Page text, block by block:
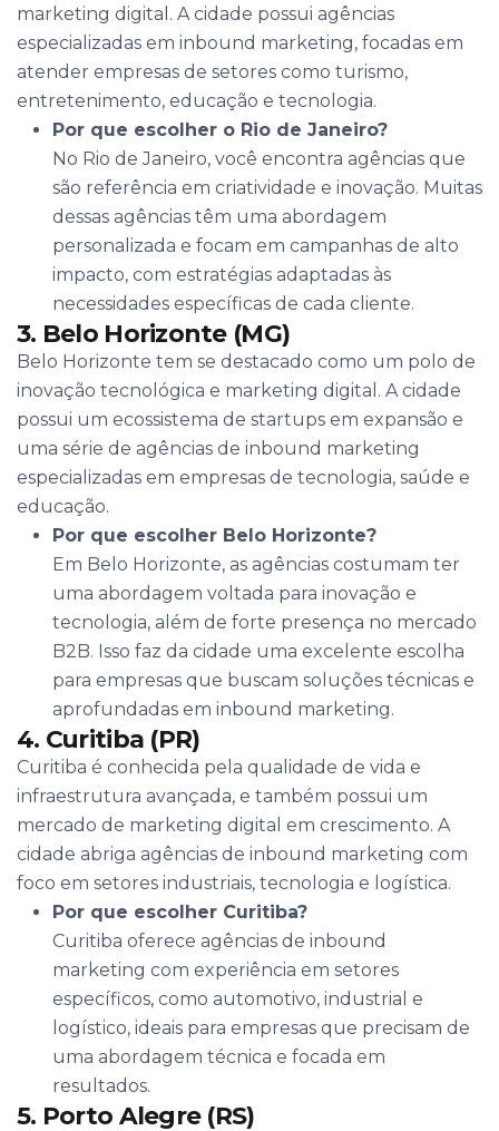
marketing digital. A cidade possui agências
especializadas em inbound marketing, focadas em
atender empresas de setores como turismo,
entretenimento, educação e tecnologia.
Por que escolher o Rio de Janeiro?
No Rio de Janeiro, você encontra agências que
são referência em criatividade e inovação. Muitas
dessas agências têm uma abordagem
personalizada e focam em campanhas de alto
impacto, com estratégias adaptadas às
necessidades específicas de cada cliente.
3. Belo Horizonte (MG)
Belo Horizonte tem se destacado como um polo de
inovação tecnológica e marketing digital. A cidade
possui um ecossistema de startups em expansão e
uma série de agências de inbound marketing
especializadas em empresas de tecnologia, saúde e
educação.
Por que escolher Belo Horizonte?
Em Belo Horizonte, as agências costumam ter
uma abordagem voltada para inovação e
tecnologia, além de forte presença no mercado
B2B. Isso faz da cidade uma excelente escolha
para empresas que buscam soluções técnicas e
aprofundadas em inbound marketing.
4. Curitiba (PR)
Curitiba é conhecida pela qualidade de vida e
infraestrutura avançada, e também possui um
mercado de marketing digital em crescimento. A
cidade abriga agências de inbound marketing com
foco em setores industriais, tecnologia e logística.
Por que escolher Curitiba?
Curitiba oferece agências de inbound
marketing com experiência em setores
específicos, como automotivo, industrial e
logístico, ideais para empresas que precisam de
uma abordagem técnica e focada em
resultados.
5. Porto Alegre (RS)